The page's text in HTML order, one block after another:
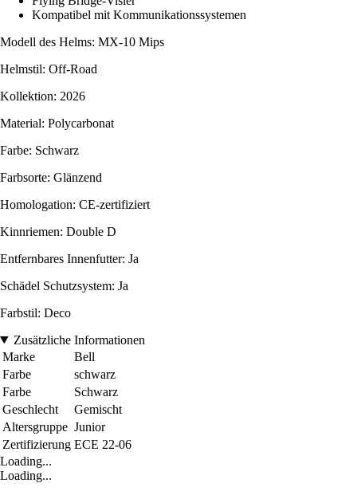
Kompatibel mit Kommunikationssystemen
Modell des Helms: MX-10 Mips
Helmstil: Off-Road
Kollektion: 2026
Material: Polycarbonat
Farbe: Schwarz
Farbsorte: Glänzend
Homologation: CE-zertifiziert
Kinnriemen: Double D
Entfernbares Innenfutter: Ja
Schädel Schutzsystem: Ja
Farbstil: Deco
Zusätzliche Informationen
Marke
Bell
Farbe
schwarz
Farbe
Schwarz
Geschlecht
Gemischt
Altersgruppe Junior
Zertifizierung ECE 22-06
Loading...
Loading...